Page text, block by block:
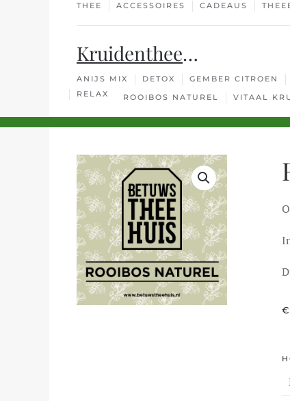
THEE ACCESSOIRES CADEAUS
Kruidenthee…
ANIJS MIX DETOX GEMBER CITROEN
RELAX
ROOIBOS NATUREL VITAAL
€